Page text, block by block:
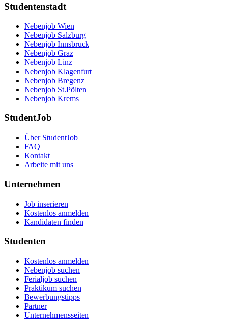
Studentenstadt
Nebenjob Wien
Nebenjob Salzburg
Nebenjob Innsbruck
Nebenjob Graz
Nebenjob Linz
Nebenjob Klagenfurt
Nebenjob Bregenz
Nebenjob St.Pölten
Nebenjob Krems
StudentJob
Über StudentJob
FAQ
Kontakt
Arbeite mit uns
Unternehmen
Job inserieren
Kostenlos anmelden
Kandidaten finden
Studenten
Kostenlos anmelden
Nebenjob suchen
Ferialjob suchen
Praktikum suchen
Bewerbungstipps
Partner
Unternehmensseiten